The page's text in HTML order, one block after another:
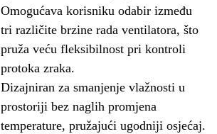
Omogućava korisniku odabir između
tri različite brzine rada ventilatora, što
pruža veću fleksibilnost pri kontroli
protoka zraka.
Dizajniran za smanjenje vlažnosti u
prostoriji bez naglih promjena
temperature, pružajući ugodniji osjećaj.